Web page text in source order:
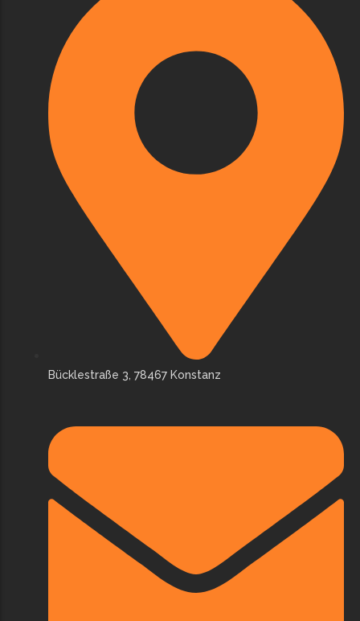
Bücklestraße 3, 78467 Konstanz